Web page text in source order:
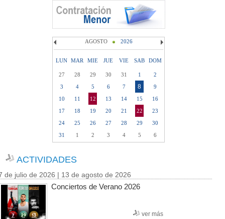
AGOSTO 2026
LUN MAR MIE JUE VIE SAB DOM
27 28 29 30 31 1
2
3
4 5 6 7 8
9
10
11 12 13 14 15
16
17
18 19 20 21 22
23
24
25 26 27 28 29
30
31
1 2 3 4 5 6
ACTIVIDADES
de julio de 2026 | 13 de agosto de 2026
Conciertos de Verano 2026
ver más